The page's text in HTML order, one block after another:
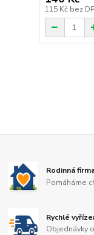
115 Kč bez
Rodinná
Pomáháme
Rychlé
Objednávky